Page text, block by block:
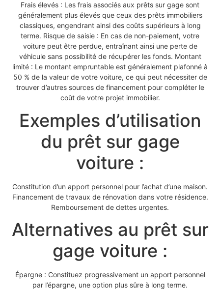
Frais élevés : Les frais associés aux prêts sur gage sont
généralement plus élevés que ceux des prêts immobiliers
classiques, engendrant ainsi des coûts supérieurs à long
terme. Risque de saisie : En cas de non-paiement, votre
voiture peut être perdue, entraînant ainsi une perte de
véhicule sans possibilité de récupérer les fonds. Montant
limité : Le montant empruntable est généralement plafonné à
50 % de la valeur de votre voiture, ce qui peut nécessiter de
trouver d’autres sources de financement pour compléter le
coût de votre projet immobilier.
Exemples d’utilisation
du prêt sur gage
voiture :
Constitution d’un apport personnel pour l’achat d’une maison.
Financement de travaux de rénovation dans votre résidence.
Remboursement de dettes urgentes.
Alternatives au prêt sur
gage voiture :
Épargne : Constituez progressivement un apport personnel
par l’épargne, une option plus sûre à long terme.